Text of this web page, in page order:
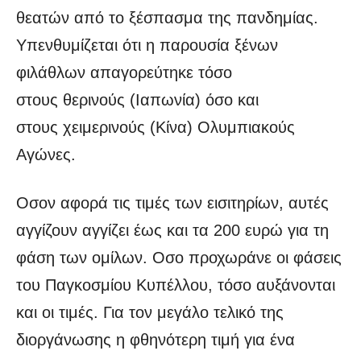
θεατών από το ξέσπασμα της πανδημίας.
Υπενθυμίζεται ότι η παρουσία ξένων
φιλάθλων απαγορεύτηκε τόσο
στους θερινούς (Ιαπωνία) όσο και
στους χειμερινούς (Κίνα) Ολυμπιακούς
Αγώνες.
Οσον αφορά τις τιμές των εισιτηρίων, αυτές
αγγίζουν αγγίζει έως και τα 200 ευρώ για τη
φάση των ομίλων. Οσο προχωράνε οι φάσεις
του Παγκοσμίου Κυπέλλου, τόσο αυξάνονται
και οι τιμές. Για τον μεγάλο τελικό της
διοργάνωσης η φθηνότερη τιμή για ένα